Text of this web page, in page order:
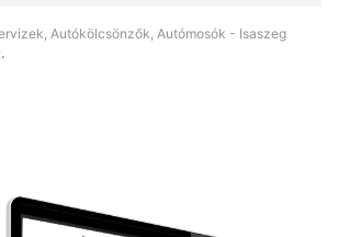
Autókölcsönzők, Autómosók - Isaszeg